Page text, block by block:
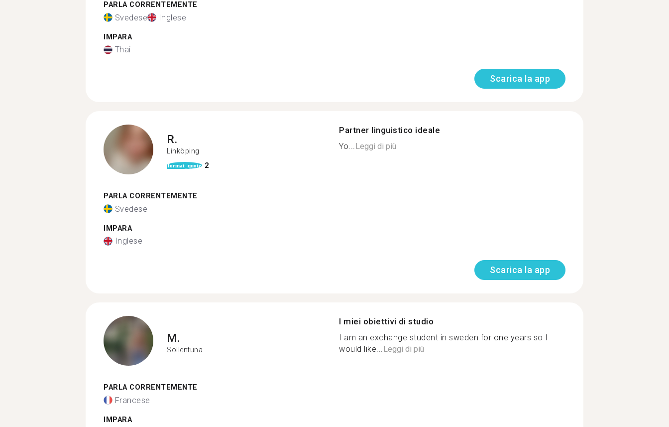
PARLA CORRENTEMENTE
Svedese Inglese
IMPARA
Thai
Scarica la app
R.
Linköping
format_quote 2
PARLA CORRENTEMENTE
Svedese
IMPARA
Inglese
Partner linguistico ideale
Yo...Leggi di più
Scarica la app
M.
Sollentuna
PARLA CORRENTEMENTE
Francese
IMPARA
I miei obiettivi di studio
I am an exchange student in sweden for one years so I
would like...Leggi di più